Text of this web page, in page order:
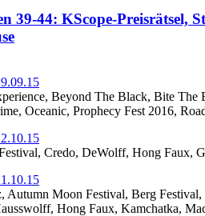
39-44: KScope-Preisrätsel,
Beyond The Black, Bite
Oceanic, Prophecy Fest 2016,
Credo, DeWolff, Hong
Autumn Moon Festival, Berg
Hong Faux, Kamchatka,